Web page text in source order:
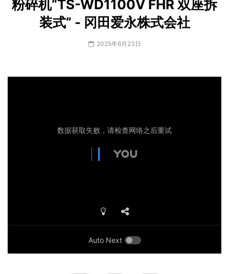
粉碎机“TS-WD1100V FHR 双座拆
装式” - 冈田爱永株式会社
2025年6月23日
Auto Next